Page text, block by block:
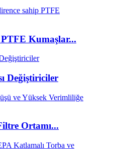
Kumaşlar...
Değiştiriciler
Ortamı...